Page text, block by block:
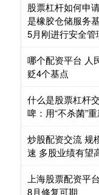
股票杠杆如何申
是橡胶仓储服务
5月刚进行安全管
哪个配资平台 人
贬4个基点
什么是股票杠杆
啤：用“不杀菌”
炒股配资交流 规
速 多股业绩有望
上海股票配资平
8月修复可期